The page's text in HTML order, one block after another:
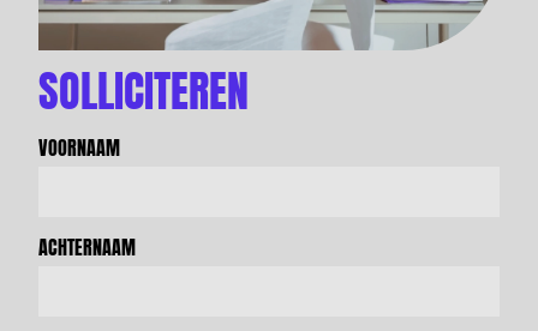
SOLLICITEREN
VOORNAAM
ACHTERNAAM